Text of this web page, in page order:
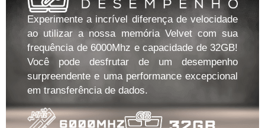
Experimente a incrível diferença de velocidade
ao utilizar a nossa memória Velvet com sua
frequência de 6000Mhz e capacidade de 32GB!
Você pode desfrutar de um desempenho
surpreendente e uma performance excepcional
em transferência de dados.